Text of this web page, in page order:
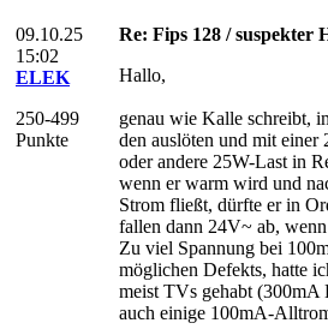
09.10.25
15:02
ELEK
250-499
Punkte
Re: Fips 128 / suspekter
Hallo,
genau wie Kalle schreibt,
den auslöten und mit
oder andere 25W-Last in
wenn er warm wird und
Strom fließt, dürfte er in
fallen dann 24V~ ab,
Zu viel Spannung bei
möglichen Defekts, hatte
meist TVs gehabt (300mA
auch einige 100mA-